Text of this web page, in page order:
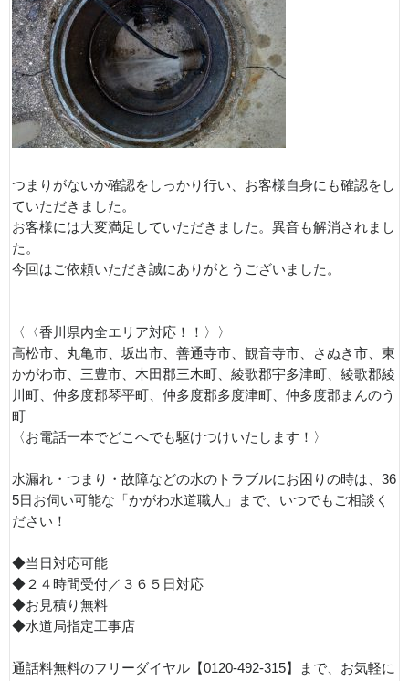
つまりがないか確認をしっかり行い、お客様自身にも確認をし
ていただきました。
お客様には大変満足していただきました。異音も解消されまし
た。
今回はご依頼いただき誠にありがとうございました。
〈〈香川県内全エリア対応！！〉〉
高松市、丸亀市、坂出市、善通寺市、観音寺市、さぬき市、東
かがわ市、三豊市、木田郡三木町、綾歌郡宇多津町、綾歌郡綾
川町、仲多度郡琴平町、仲多度郡多度津町、仲多度郡まんのう
町
〈お電話一本でどこへでも駆けつけいたします！〉
水漏れ・つまり・故障などの水のトラブルにお困りの時は、36
5日お伺い可能な「かがわ水道職人」まで、いつでもご相談く
ださい！
◆当日対応可能
◆２４時間受付／３６５日対応
◆お見積り無料
◆水道局指定工事店
通話料無料のフリーダイヤル【0120-492-315】まで、お気軽に